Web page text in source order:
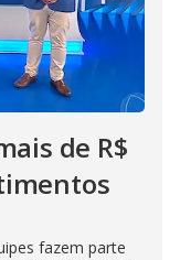
de R$
fazem parte